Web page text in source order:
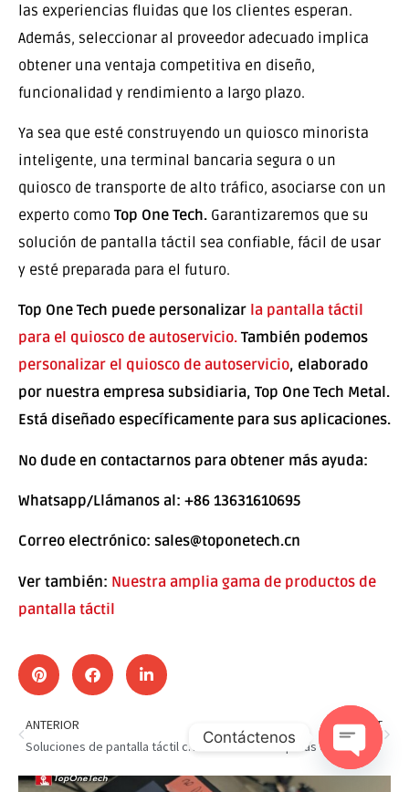
las experiencias fluidas que los clientes esperan.
Además, seleccionar al proveedor adecuado implica
obtener una ventaja competitiva en diseño,
funcionalidad y rendimiento a largo plazo.
Ya sea que esté construyendo un quiosco minorista
inteligente, una terminal bancaria segura o un
quiosco de transporte de alto tráfico, asociarse con un
experto comoTop One Tech. Garantizaremos que su
solución de pantalla táctil sea confiable, fácil de usar
y esté preparada para el futuro.
Top One Tech puede personalizar la pantalla táctil
para el quiosco de autoservicio.También podemos
personalizar el quiosco de autoservicio, elaborado
por nuestra empresa subsidiaria, Top One Tech Metal.
Está diseñado específicamente para sus aplicaciones.
No dude en contactarnos para obtener más ayuda:
Whatsapp/Llámanos al: +86 13631610695
Correo electrónico: sales@toponetech.cn
Ver también: Nuestra amplia gama de productos de
pantalla táctil
ANTERIOR
Soluciones de pantalla táctil capacitiva personalizadas
SIGUIENT
Contáctenos
Open